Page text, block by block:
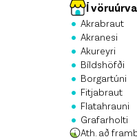
Í
• Akrabraut
• Akranesi
• Akureyri
• Bíldshöfði
• Borgartúni
• Fitjabraut
• Flatahrauni
• Grafarholti
Ath. að